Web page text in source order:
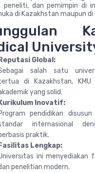
peneliti, dan pemimpin di
di Kazakhstan maupun di
Reputasi Global:
salah satu
di Kazakhstan, KMU
yang solid.
Kurikulum Inovatif:
pendidikan
internasional
praktik.
Fasilitas Lengkap:
ini menyediakan
penelitian modern.